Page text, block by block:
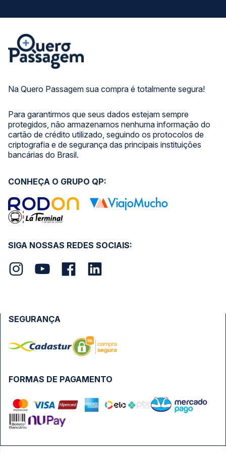
Na Quero Passagem sua compra é totalmente segura!
Para garantirmos que seus dados estejam sempre
protegidos, não armazenamos nenhuma informação do
cartão de crédito utilizado, seguindo os protocolos de
criptografia e de segurança das principais instituições
bancárias do Brasil.
SIGA NOSSAS REDES SOCIAIS:
CONHEÇA O GRUPO QP:
FORMAS DE PAGAMENTO
SEGURANÇA